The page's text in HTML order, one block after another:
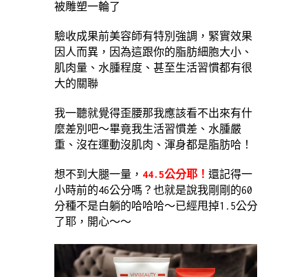
被雕塑一輪了
驗收成果前美容師有特別強調，緊實效果
因人而異，因為這跟你的脂肪細胞大小、
肌肉量、水腫程度、甚至生活習慣都有很
大的關聯
我一聽就覺得歪腰那我應該看不出來有什
麼差別吧～畢竟我生活習慣差、水腫嚴
重、沒在運動沒肌肉、渾身都是脂肪哈！
想不到大腿一量， 44.5公分耶！ 還記得一
小時前的46公分嗎？也就是說我剛剛的60
分種不是白躺的哈哈哈～已經甩掉1.5公分
了耶，開心～～